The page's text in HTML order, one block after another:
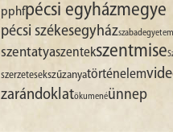
pphfpécsi egyházmegye
pécsi székesegyházszabadegyetem
szentatyaszentekszentmise
szerzetesekszűzanyatörténelem
zarándoklatökumenéünnep